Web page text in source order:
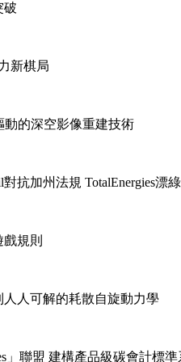
破
新棋局
動的深空影像重建技術
抗加州法規 TotalEnergies漂
規則
人可解的耗散自旋動力學
」聯盟 建構產品級碳會計標